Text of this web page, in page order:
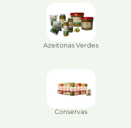
Azeitonas Verdes
Conservas